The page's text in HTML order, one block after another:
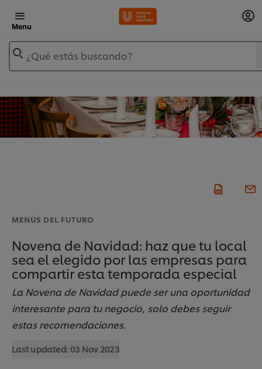
Menu
¿Qué estás buscando?
MENÚS DEL FUTURO
Novena de Navidad: haz que tu local
sea el elegido por las empresas para
compartir esta temporada especial
La Novena de Navidad puede ser una oportunidad
interesante para tu negocio, solo debes seguir
estas recomendaciones.
Last updated: 03 Nov 2023